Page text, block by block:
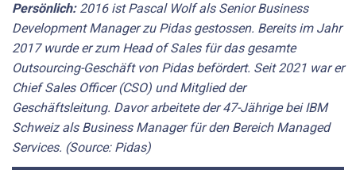
Persönlich:2016 ist Pascal Wolf als Senior Business
Development ­Manager zu Pidas gestossen. Bereits im Jahr
2017 wurde er zum Head of Sales für das gesamte
Outsourcing-Geschäft von Pidas befördert. Seit 2021 war er
Chief Sales Officer (CSO) und Mitglied der
Geschäftsleitung. Davor ­arbeitete der 47-Jährige bei IBM
Schweiz als Business Manager für den Bereich ­Managed
Services. (Source: Pidas)